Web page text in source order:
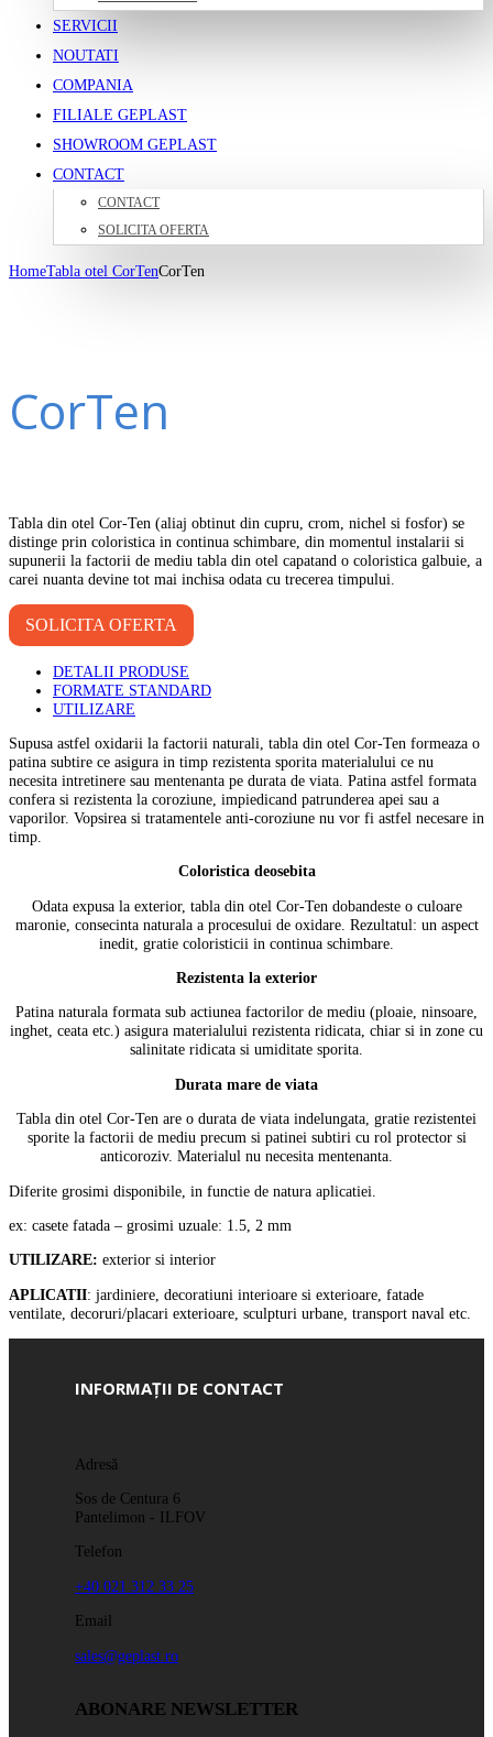
SERVICII
NOUTATI
COMPANIA
FILIALE GEPLAST
SHOWROOM GEPLAST
CONTACT
CONTACT
SOLICITA OFERTA
HomeTabla otel CorTenCorTen
CorTen
Tabla din otel Cor-Ten (aliaj obtinut din cupru, crom, nichel si fosfor) se
distinge prin coloristica in continua schimbare, din momentul instalarii si
supunerii la factorii de mediu tabla din otel capatand o coloristica galbuie, a
carei nuanta devine tot mai inchisa odata cu trecerea timpului.
SOLICITA OFERTA
DETALII PRODUSE
FORMATE STANDARD
UTILIZARE
Supusa astfel oxidarii la factorii naturali, tabla din otel Cor-Ten formeaza o
patina subtire ce asigura in timp rezistenta sporita materialului ce nu
necesita intretinere sau mentenanta pe durata de viata. Patina astfel formata
confera si rezistenta la coroziune, impiedicand patrunderea apei sau a
vaporilor. Vopsirea si tratamentele anti-coroziune nu vor fi astfel necesare in
timp.
Coloristica deosebita
Odata expusa la exterior, tabla din otel Cor-Ten dobandeste o culoare
maronie, consecinta naturala a procesului de oxidare. Rezultatul: un aspect
inedit, gratie coloristicii in continua schimbare.
Rezistenta la exterior
Patina naturala formata sub actiunea factorilor de mediu (ploaie, ninsoare,
inghet, ceata etc.) asigura materialului rezistenta ridicata, chiar si in zone cu
salinitate ridicata si umiditate sporita.
Durata mare de viata
Tabla din otel Cor-Ten are o durata de viata indelungata, gratie rezistentei
sporite la factorii de mediu precum si patinei subtiri cu rol protector si
anticoroziv. Materialul nu necesita mentenanta.
Diferite grosimi disponibile, in functie de natura aplicatiei.
ex: casete fatada – grosimi uzuale: 1.5, 2 mm
UTILIZARE: exterior si interior
APLICATII: jardiniere, decoratiuni interioare si exterioare, fatade
ventilate, decoruri/placari exterioare, sculpturi urbane, transport naval etc.
INFORMAȚII DE CONTACT
Adresă
Sos de Centura 6
Pantelimon - ILFOV
Telefon
+40 021 312 33 25
Email
sales@geplast.ro
ABONARE NEWSLETTER